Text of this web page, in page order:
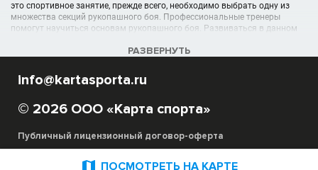
это спортивное занятие, прежде всего, необходимо выбрать одну из
множества секций рукопашного боя. Профессиональные тренеры
помогут научиться основам рукопашного боя. Развиваться в данном
РУКОПАШКА В ЭНГЕЛЬСЕ
отображён в полном объёме в данном каталоге спортивных
Благодаря сайту Карта Спорта вы можете выбрать под свои
потребности и критерии необходимую школу рукопашного боя, секцию.
Для вас предоставлены подробные адреса лучших мест для обучения
РАЗВЕРНУТЬ
 ПОСМОТРЕТЬ НА КАРТЕ
info@kartasporta.ru
© 2026 ООО «Карта спорта»
Публичный лицензионный договор-оферта